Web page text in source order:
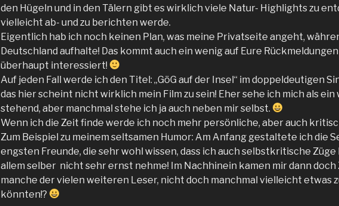
den Hügeln und in den Tälern gibt es wirklich viele Natur- Highlights zu
vielleicht ab- und zu berichten werde.
Eigentlich hab ich noch keinen Plan, was meine Privatseite angeht,
Deutschland aufhalte! Das kommt auch ein wenig auf Eure Rückmeldungen
überhaupt interessiert!
Auf jeden Fall werde ich den Titel: „GöG auf der Insel“ im doppeldeutigen
das hier scheint nicht wirklich mein Film zu sein! Eher sehe ich mich als ein
stehend, aber manchmal stehe ich ja auch neben mir selbst.
Wenn ich die Zeit finde werde ich noch mehr persönliche, aber auch
Zum Beispiel zu meinem seltsamen Humor: Am Anfang gestaltete ich die
engsten Freunde, die sehr wohl wissen, dass ich auch selbstkritische Züge
allem selber nicht sehr ernst nehme! Im Nachhinein kamen mir dann doch
manche der vielen weiteren Leser, nicht doch manchmal vielleicht etwas
könnten!?